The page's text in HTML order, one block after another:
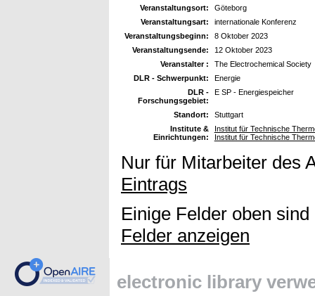
Veranstaltungsort:
Göteborg
Veranstaltungsart:
internationale Konferenz
Veranstaltungsbeginn:
8 Oktober 2023
Veranstaltungsende:
12 Oktober 2023
Veranstalter :
The Electrochemical Society
DLR - Schwerpunkt:
Energie
DLR -
Forschungsgebiet:
E SP - Energiespeicher
Standort:
Stuttgart
Institute &
Einrichtungen:
Institut für Technische
Institut für Technische
Nur für Mitarbeiter des
Eintrags
Einige Felder oben
Felder anzeigen
electronic library